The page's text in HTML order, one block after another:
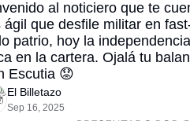
al noticiero que te
ágil que desfile militar en
patrio, hoy la
en la cartera. Ojalá tu
Escutia 😟
El Billetazo
Sep 16, 2025